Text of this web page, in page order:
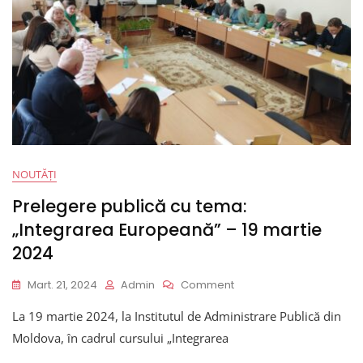
NOUTĂȚI
Prelegere publică cu tema:
„Integrarea Europeană” – 19 martie
2024
Mart. 21, 2024 Admin CommentOn
Publică
La 19 martie 2024, la Institutul de Administrare Publică din
Moldova, în cadrul cursului „Integrarea